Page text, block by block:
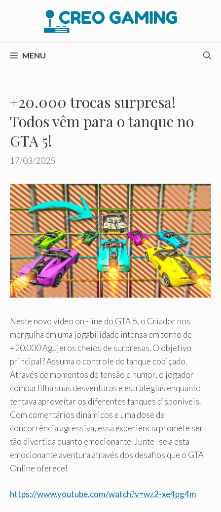
conteúdo
MENU
+20.000 trocas surpresa!
Todos vêm para o tanque no
GTA 5!
17/03/2025
Neste novo vídeo on -line do GTA 5, o Criador nos
mergulha em uma jogabilidade intensa em torno de
+20.000 Agujeros cheios de surpresas. O objetivo
principal? Assuma o controle do tanque cobiçado.
Através de momentos de tensão e humor, o jogador
compartilha suas desventuras e estratégias enquanto
tentava aproveitar os diferentes tanques disponíveis.
Com comentários dinâmicos e uma dose de
concorrência agressiva, essa experiência promete ser
tão divertida quanto emocionante. Junte -se a esta
emocionante aventura através dos desafios que o GTA
Online oferece!
https://www.youtube.com/watch?v=wz2-xe4pg4m